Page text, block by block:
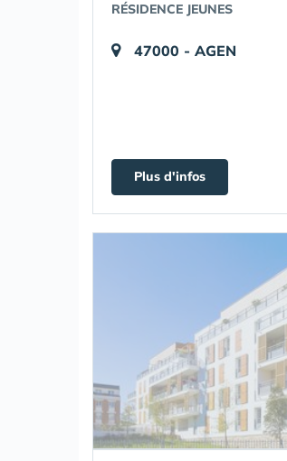
RÉSIDENCE JEUNES
47000 - AGEN
Plus d'infos